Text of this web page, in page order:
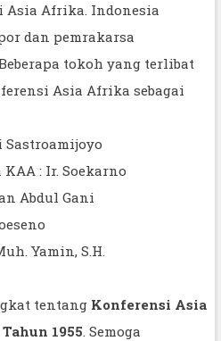
Asia Afrika. Indonesia
dan pemrakarsa
tokoh yang terlibat
Asia Afrika sebagai
Sastroamijoyo
: Ir. Soekarno
Abdul Gani
Yamin, S.H.
tentang Konferensi Asia
1955. Semoga